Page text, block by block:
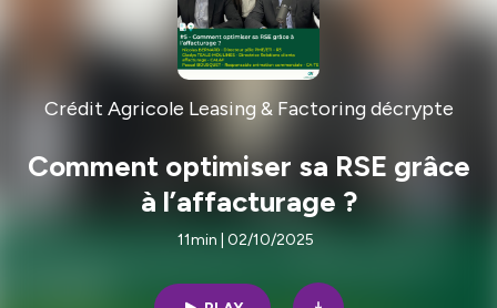
Crédit Agricole Leasing & Factoring décrypte
Comment optimiser sa RSE grâce
à l’affacturage ?
11min | 02/10/2025